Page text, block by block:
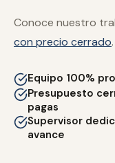
Conoce nuestro
con precio cerrado.
Equipo 100%
Presupuesto
pagas
Supervisor
avance